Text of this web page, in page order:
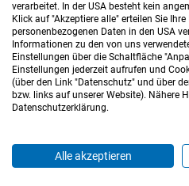
Impressum Datenschutz
Hinweisgeberkanal Blog
verarbeitet. In der USA besteht kein
Klick auf "Akzeptiere alle" erteilen Sie
personenbezogenen Daten in den USA
Informationen zu den von uns
Einstellungen über die Schaltfläche
Einstellungen jederzeit aufrufen und
(über den Link "Datenschutz" und über
bzw. links auf unserer Website). Nähere
Datenschutzerklärung.
Alle akzeptieren